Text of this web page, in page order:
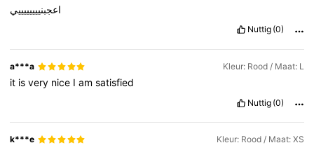
اعجبنييييييييي
Nuttig (0)
a***a Kleur: Rood / Maat: L
it isvery nice Iamsatisfied
Nuttig (0)
k***e Kleur: Rood / Maat: XS